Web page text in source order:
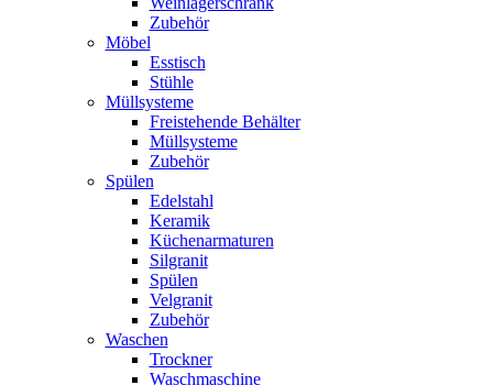
Zubehör
Möbel
Esstisch
Stühle
Müllsysteme
Freistehende Behälter
Müllsysteme
Zubehör
Spülen
Edelstahl
Keramik
Küchenarmaturen
Silgranit
Spülen
Velgranit
Zubehör
Waschen
Trockner
Waschmaschine